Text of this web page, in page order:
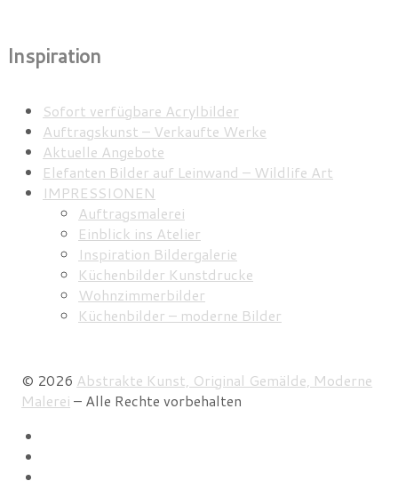
Inspiration
Sofort verfügbare Acrylbilder
Auftragskunst – Verkaufte Werke
Aktuelle Angebote
Elefanten Bilder auf Leinwand – Wildlife Art
IMPRESSIONEN
Auftragsmalerei
Einblick ins Atelier
Inspiration Bildergalerie
Küchenbilder Kunstdrucke
Wohnzimmerbilder
Küchenbilder – moderne Bilder
© 2026 Abstrakte Kunst, Original Gemälde, Moderne
Malerei – Alle Rechte vorbehalten